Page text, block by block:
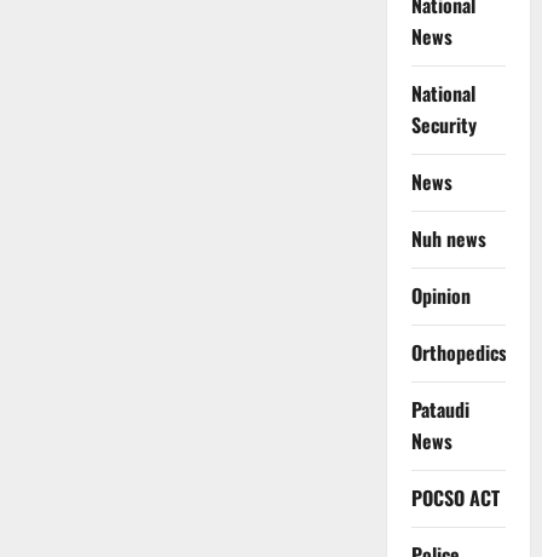
News
National
Security
News
Nuh news
Opinion
Orthopedics
Pataudi
News
POCSO ACT